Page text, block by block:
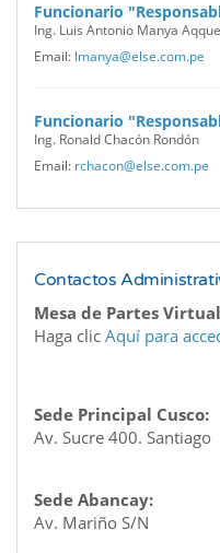
Funcionario
Ing. Luis Antonio Manya
Email: lmanya@else.com.pe
Funcionario
Ing. Ronald Chacón Rondón
Email: rchacon@else.com.pe
Contactos
Mesa de Partes
Haga clic Aquí para
Sede Principal Cusco:
Av. Sucre 400. Santiago
Sede Abancay:
Av. Mariño S/N